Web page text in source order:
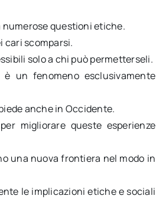
numerose questioni etiche.
cari scomparsi.
solo a chi può permetterseli.
un fenomeno esclusivamente
anche in Occidente.
migliorare queste esperienze
una nuova frontiera nel modo in
le implicazioni etiche e sociali